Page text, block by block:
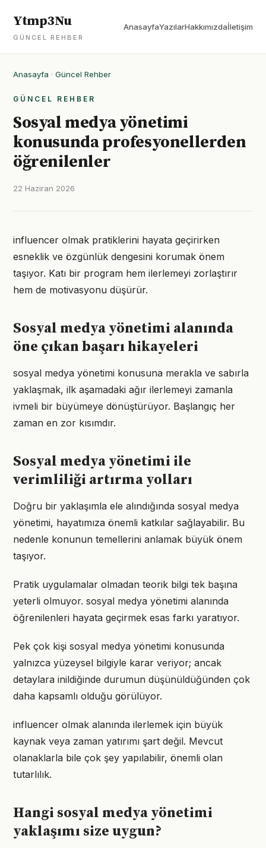
Ytmp3Nu
GÜNCEL REHBER
AnasayfaYazılarHakkımızdaİletişim
Anasayfa · Güncel Rehber
GÜNCEL REHBER
Sosyal medya yönetimi
konusunda profesyonellerden
öğrenilenler
22 Haziran 2026
influencer olmak pratiklerini hayata geçirirken
esneklik ve özgünlük dengesini korumak önem
taşıyor. Katı bir program hem ilerlemeyi zorlaştırır
hem de motivasyonu düşürür.
Sosyal medya yönetimi alanında
öne çıkan başarı hikayeleri
sosyal medya yönetimi konusuna merakla ve sabırla
yaklaşmak, ilk aşamadaki ağır ilerlemeyi zamanla
ivmeli bir büyümeye dönüştürüyor. Başlangıç her
zaman en zor kısımdır.
Sosyal medya yönetimi ile
verimliliği artırma yolları
Doğru bir yaklaşımla ele alındığında sosyal medya
yönetimi, hayatımıza önemli katkılar sağlayabilir. Bu
nedenle konunun temellerini anlamak büyük önem
taşıyor.
Pratik uygulamalar olmadan teorik bilgi tek başına
yeterli olmuyor. sosyal medya yönetimi alanında
öğrenilenleri hayata geçirmek esas farkı yaratıyor.
Pek çok kişi sosyal medya yönetimi konusunda
yalnızca yüzeysel bilgiyle karar veriyor; ancak
detaylara inildiğinde durumun düşünüldüğünden çok
daha kapsamlı olduğu görülüyor.
influencer olmak alanında ilerlemek için büyük
kaynak veya zaman yatırımı şart değil. Mevcut
olanaklarla bile çok şey yapılabilir, önemli olan
tutarlılık.
Hangi sosyal medya yönetimi
yaklaşımı size uygun?